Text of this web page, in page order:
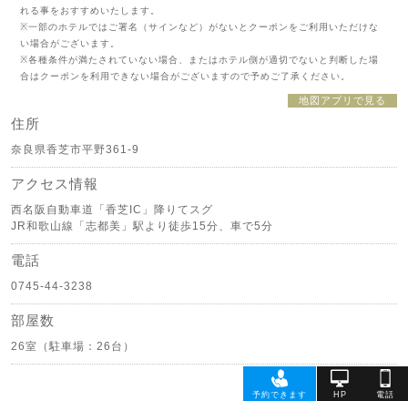
れる事をおすすめいたします。
※一部のホテルではご署名（サインなど）がないとクーポンをご利用いただけな
い場合がございます。
※各種条件が満たされていない場合、またはホテル側が適切でないと判断した場
合はクーポンを利用できない場合がございますので予めご了承ください。
地図アプリで見る
住所
奈良県香芝市平野361-9
アクセス情報
西名阪自動車道「香芝IC」降りてスグ
JR和歌山線「志都美」駅より徒歩15分、車で5分
電話
0745-44-3238
部屋数
26室（駐車場：26台）